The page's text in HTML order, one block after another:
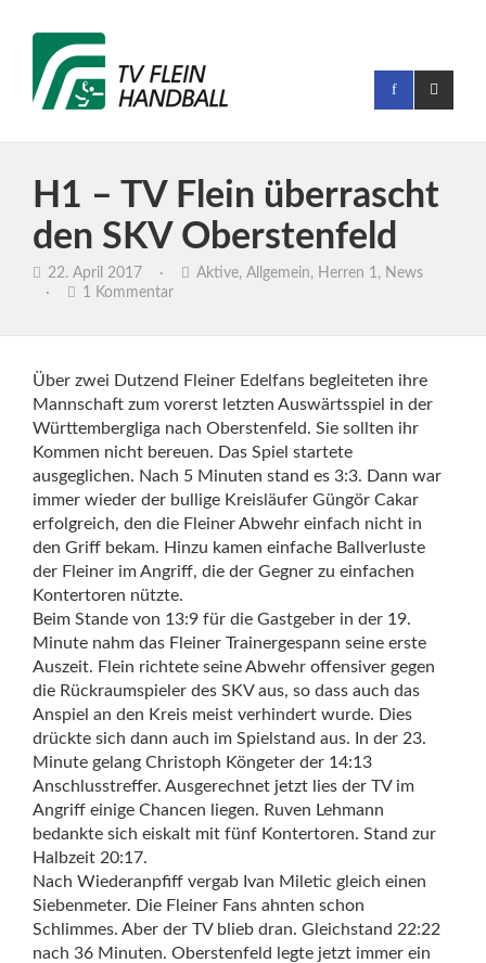
H1 – TV Flein überrascht
den SKV Oberstenfeld
22. April 2017 · Aktive, Allgemein, Herren 1, News
·
1 Kommentar
Über zwei Dutzend Fleiner Edelfans begleiteten ihre
Mannschaft zum vorerst letzten Auswärtsspiel in der
Württembergliga nach Oberstenfeld. Sie sollten ihr
Kommen nicht bereuen. Das Spiel startete
ausgeglichen. Nach 5 Minuten stand es 3:3. Dann war
immer wieder der bullige Kreisläufer Güngör Cakar
erfolgreich, den die Fleiner Abwehr einfach nicht in
den Griff bekam. Hinzu kamen einfache Ballverluste
der Fleiner im Angriff, die der Gegner zu einfachen
Kontertoren nützte.
Beim Stande von 13:9 für die Gastgeber in der 19.
Minute nahm das Fleiner Trainergespann seine erste
Auszeit. Flein richtete seine Abwehr offensiver gegen
die Rückraumspieler des SKV aus, so dass auch das
Anspiel an den Kreis meist verhindert wurde. Dies
drückte sich dann auch im Spielstand aus. In der 23.
Minute gelang Christoph Köngeter der 14:13
Anschlusstreffer. Ausgerechnet jetzt lies der TV im
Angriff einige Chancen liegen. Ruven Lehmann
bedankte sich eiskalt mit fünf Kontertoren. Stand zur
Halbzeit 20:17.
Nach Wiederanpfiff vergab Ivan Miletic gleich einen
Siebenmeter. Die Fleiner Fans ahnten schon
Schlimmes. Aber der TV blieb dran. Gleichstand 22:22
nach 36 Minuten. Oberstenfeld legte jetzt immer ein